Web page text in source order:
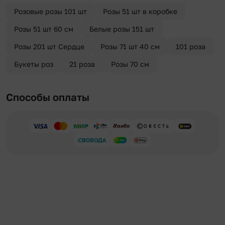
Розовые розы 101 шт Розы 51 шт в коробке
Розы 51 шт 60 см Белые розы 151 шт
Розы 201 шт Сердце Розы 71 шт 40 см 101 роза
Букеты роз 21 роза Розы 70 см
Способы оплаты